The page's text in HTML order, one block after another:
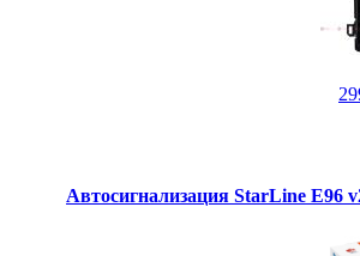
Автосигнализация StarLine E96